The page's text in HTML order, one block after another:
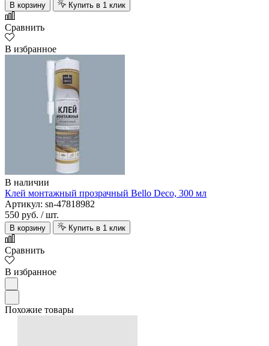
В корзину Купить в 1 клик
Сравнить
В избранное
В наличии
Клей монтажный прозрачный Bello Deco, 300 мл
Артикул: sn-47818982
550 руб. / шт.
В корзину Купить в 1 клик
Сравнить
В избранное
Похожие товары